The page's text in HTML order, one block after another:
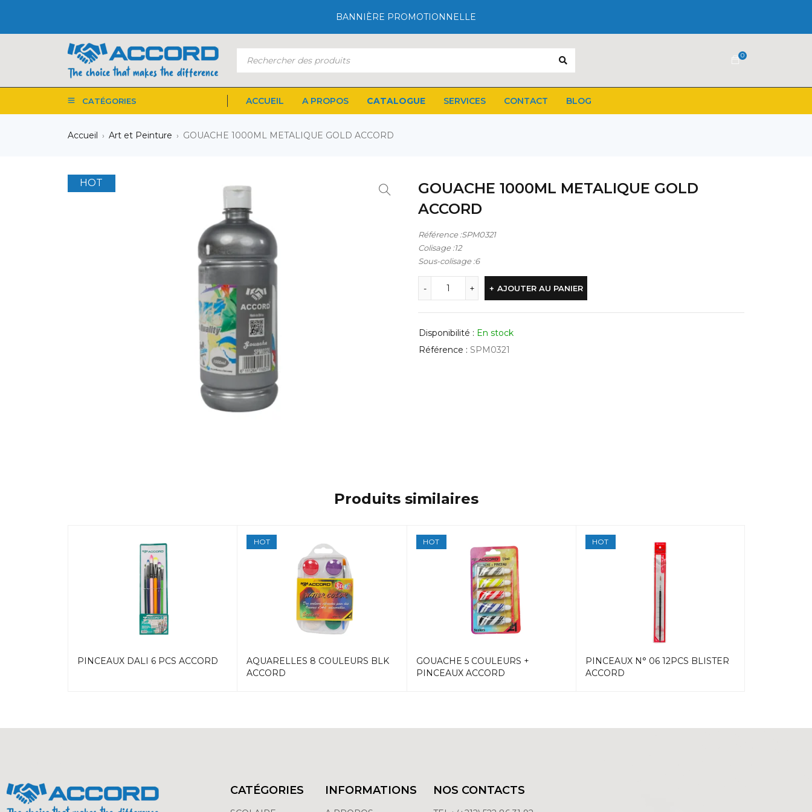
BANNIÈRE PROMOTIONNELLE
0
CATÉGORIES ACCUEIL A PROPOS CATALOGUE SERVICES CONTACT BLOG
Accueil › Art et Peinture › GOUACHE 1000ML METALIQUE GOLD ACCORD
HOT
GOUACHE 1000ML METALIQUE GOLD
ACCORD
Référence :SPM0321
Colisage :12
Sous-colisage :6
AJOUTER AU PANIER
Disponibilité : En stock
Référence : SPM0321
Produits similaires
PINCEAUX DALI 6 PCS ACCORD
HOT
AQUARELLES 8 COULEURS BLK
ACCORD
HOT
GOUACHE 5 COULEURS +
PINCEAUX ACCORD
HOT
PINCEAUX N° 06 12PCS BLISTER
ACCORD
CATÉGORIES INFORMATIONS NOS CONTACTS